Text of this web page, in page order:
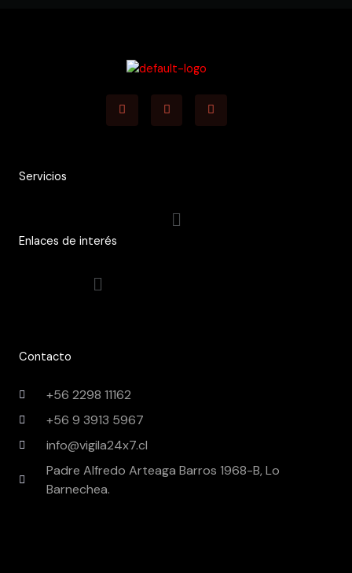
FacebookYoutubeInstagram
Servicios
Menú
Enlaces de interés
Menú
Contacto
+56 2298 11162
+56 9 3913 5967
info@vigila24x7.cl
Padre Alfredo Arteaga Barros 1968-B, Lo
Barnechea.